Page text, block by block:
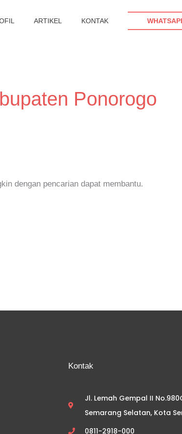
ARTIKEL KONTAK
Ponorogo
dengan pencarian dapat membantu.
Kontak
Jl. Lemah Gempal II
Semarang Selatan, Kota
0811-2918-000